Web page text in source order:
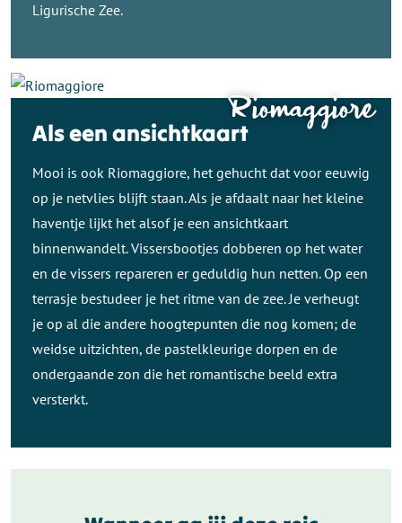
Ligurische Zee.
Als een ansichtkaart
Mooi is ook Riomaggiore, het gehucht dat voor eeuwig
op je netvlies blijft staan. Als je afdaalt naar het kleine
haventje lijkt het alsof je een ansichtkaart
binnenwandelt. Vissersbootjes dobberen op het water
en de vissers repareren er geduldig hun netten. Op een
terrasje bestudeer je het ritme van de zee. Je verheugt
je op al die andere hoogtepunten die nog komen; de
weidse uitzichten, de pastelkleurige dorpen en de
ondergaande zon die het romantische beeld extra
versterkt.
Riomaggiore